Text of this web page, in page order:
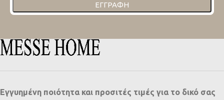
ΕΓΓΡΑΦΉ
Εγγυημένη ποιότητα και προσιτές τιμές για το δικό σας